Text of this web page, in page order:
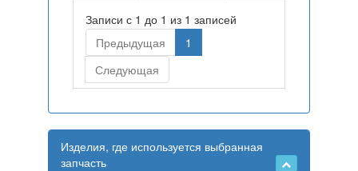
Записи с 1 до 1 из 1 записей
Предыдущая
1
Следующая
Изделия, где используется выбранная
запчасть